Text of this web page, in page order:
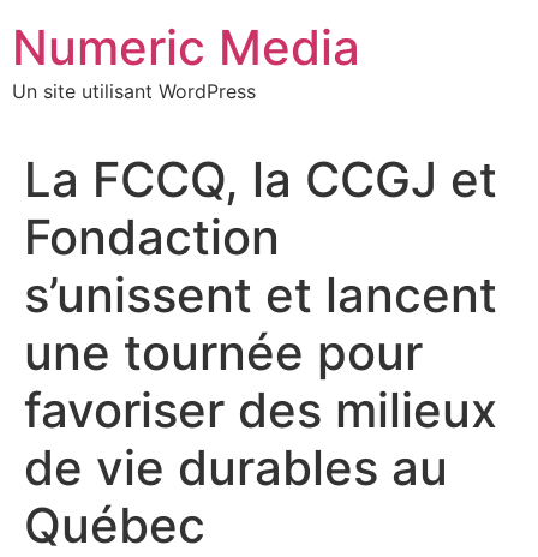
contenu
Numeric Media
Un site utilisant WordPress
La FCCQ, la CCGJ et
Fondaction
s’unissent et lancent
une tournée pour
favoriser des milieux
de vie durables au
Québec